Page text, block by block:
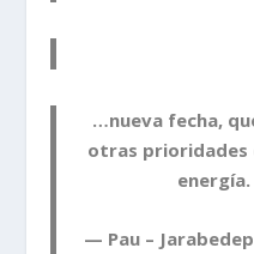
…nueva fecha,
otras prioridades
— Pau –